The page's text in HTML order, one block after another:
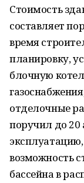
Стоимость
составляет
время
планировку,
блочную
отделочные
поручил до 20
возможность
бассейна в